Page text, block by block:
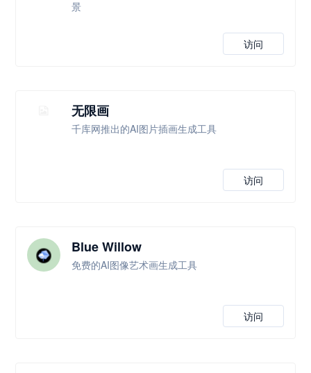
景
访问
无限画
千库网推出的AI图片插画生成工具
访问
Blue Willow
免费的AI图像艺术画生成工具
访问